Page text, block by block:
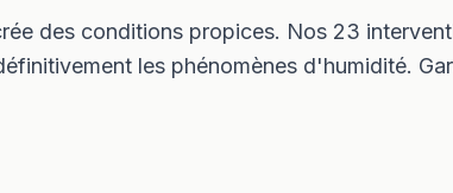
des conditions propices. Nos 23
les phénomènes d'humidité.